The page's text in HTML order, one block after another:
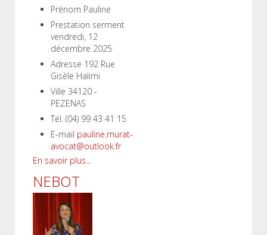
Prénom Pauline
Prestation serment
vendredi, 12
décembre 2025
Adresse 192 Rue
Gisèle Halimi
Ville 34120 -
PEZENAS
Tél. (04) 99 43 41 15
E-mail pauline.murat-
avocat@outlook.fr
En savoir plus...
NEBOT